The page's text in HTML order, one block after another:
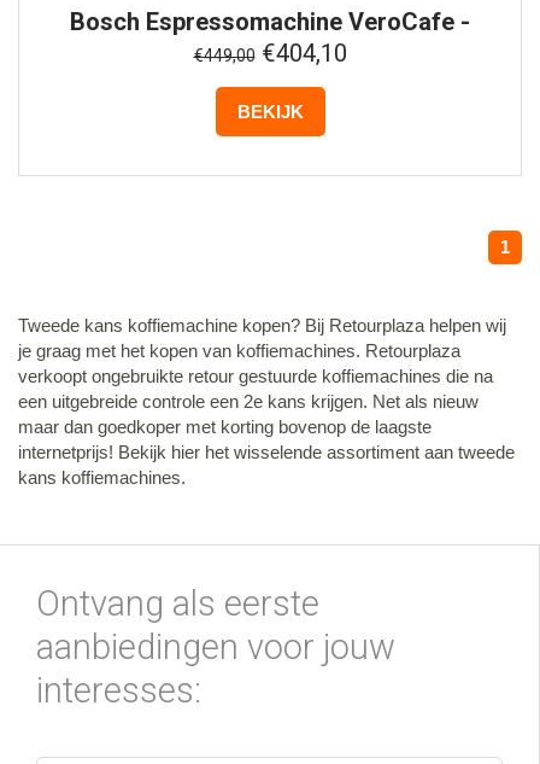
Bosch Espressomachine VeroCafe -
TIE20119 - Zwart
€449,00€404,10
BEKIJK
1
Tweede kans koffiemachine kopen? Bij Retourplaza helpen wij
je graag met het kopen van koffiemachines. Retourplaza
verkoopt ongebruikte retour gestuurde koffiemachines die na
een uitgebreide controle een 2e kans krijgen. Net als nieuw
maar dan goedkoper met korting bovenop de laagste
internetprijs! Bekijk hier het wisselende assortiment aan tweede
kans koffiemachines.
Ontvang als eerste
aanbiedingen voor jouw
interesses: